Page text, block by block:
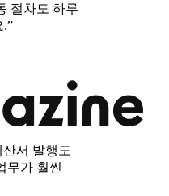
절차도 하루
.”
서 발행도
무가 훨씬